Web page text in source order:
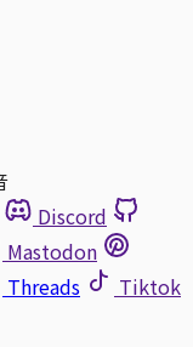
Discord
Mastodon
Threads
Tiktok